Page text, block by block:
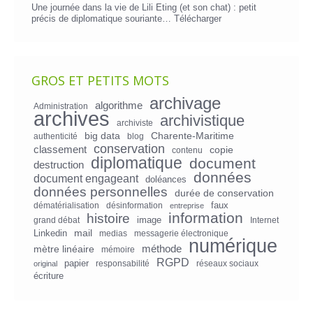
Une journée dans la vie de Lili Eting (et son chat) : petit
précis de diplomatique souriante… Télécharger
GROS ET PETITS MOTS
Administration algorithme archivage
archives archiviste archivistique
authenticité big data blog
Charente-Maritime
classement
conservation contenu
copie
destruction
diplomatique document
document engageant doléances données
données personnelles durée de conservation
dématérialisation désinformation entreprise faux
grand débat histoire image information Internet
Linkedin mail medias messagerie électronique
mètre linéaire mémoire méthode numérique
original papier responsabilité RGPD réseaux sociaux
écriture